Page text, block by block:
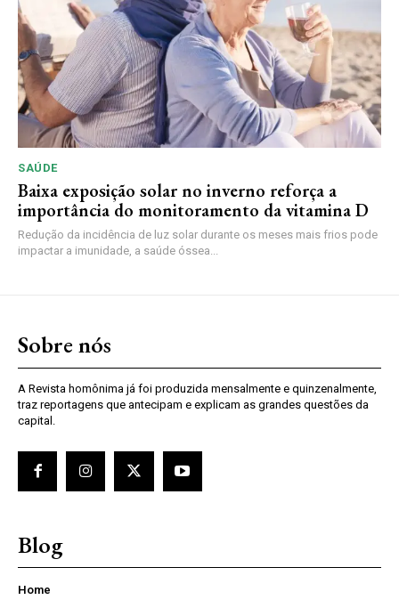
SAÚDE
Baixa exposição solar no inverno reforça a
importância do monitoramento da vitamina D
Redução da incidência de luz solar durante os meses mais frios pode
impactar a imunidade, a saúde óssea...
Sobre nós
A Revista homônima já foi produzida mensalmente e quinzenalmente,
traz reportagens que antecipam e explicam as grandes questões da
capital.
Blog
Home